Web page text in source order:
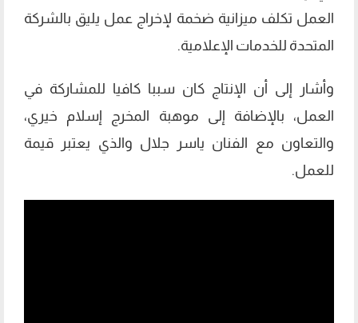
العمل تكلف ميزانية ضخمة لإخراج عمل يليق بالشركة
المتحدة للخدمات الإعلامية.
وأشار إلى أن الإنتاج كان سببا كافيا للمشاركة في
العمل، بالإضافة إلى موهبة المخرج إسلام خيري،
والتعاون مع الفنان ياسر جلال والذي يعتبر قيمة
للعمل.